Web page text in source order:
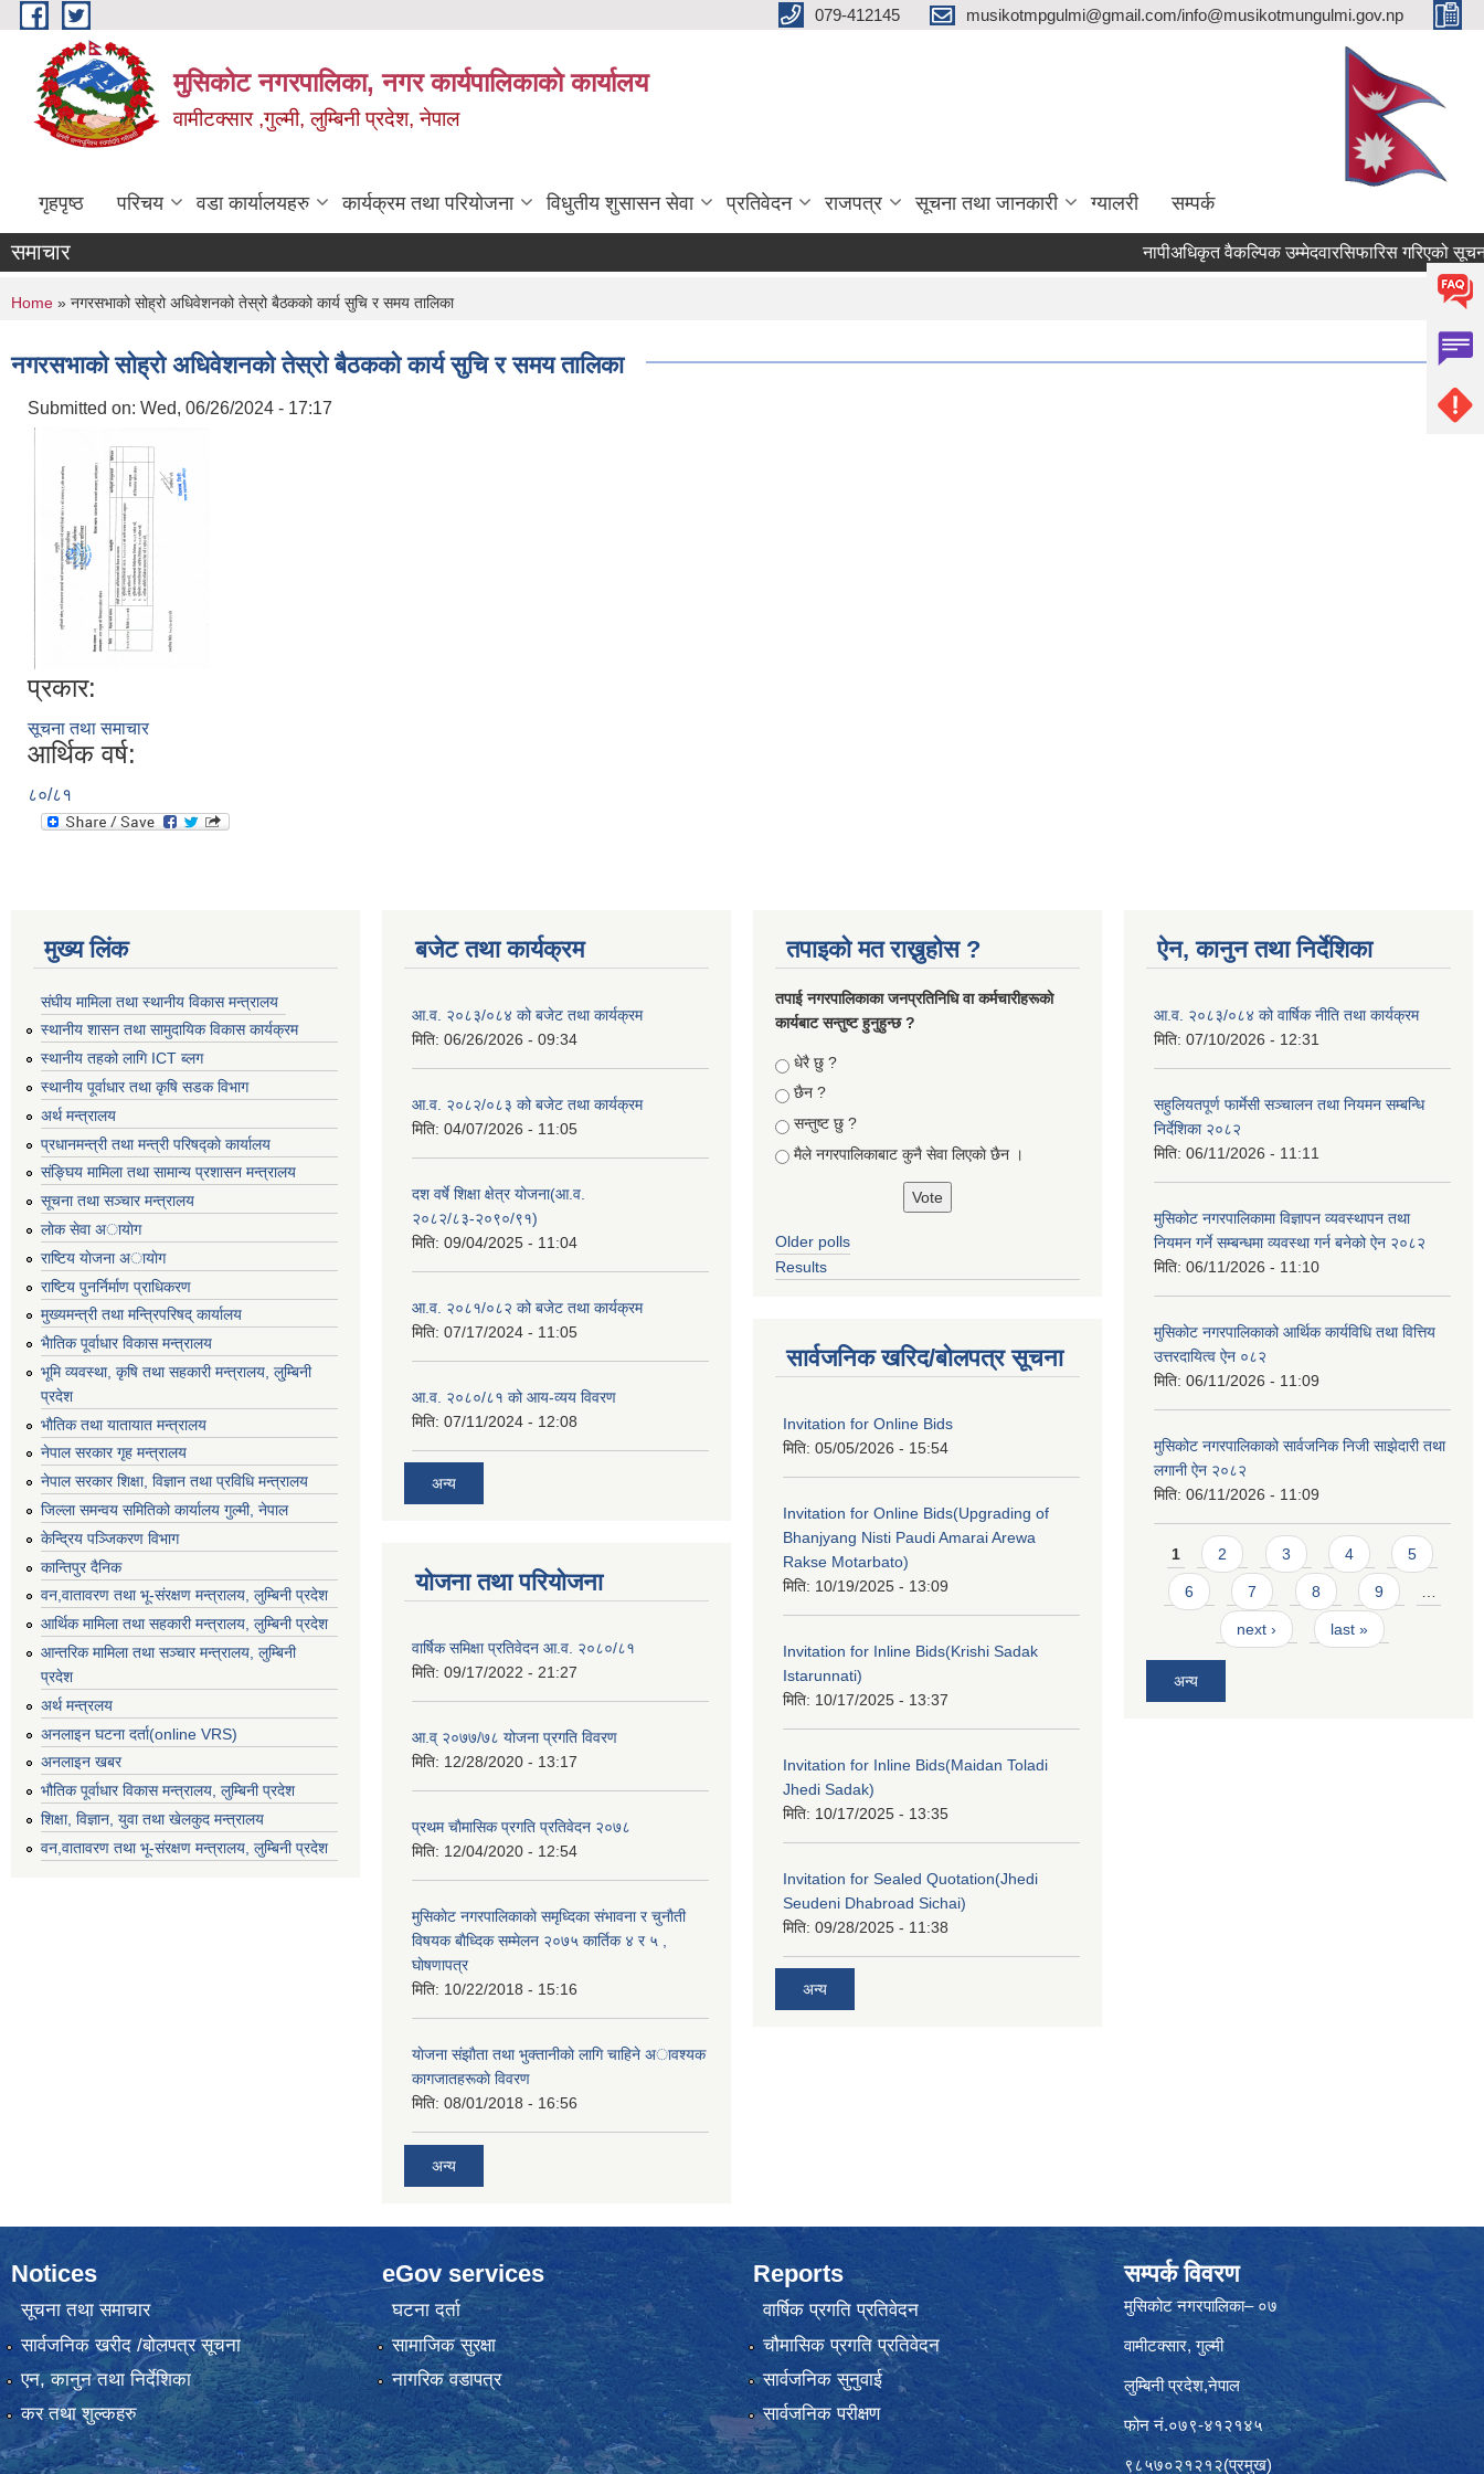
Skip to main content 079-412145 musikotmpgulmi@gmail.com/info@musikotmungulmi.gov.np
मुसिकोट नगरपालिका, नगर कार्यपालिकाकाे कार्यालय
वामीटक्सार ,गुल्मी, लुम्बिनी प्रदेश, नेपाल
गृहपृष्ठ परिचय वडा कार्यालयहरु कार्यक्रम तथा परियोजना विधुतीय शुसासन सेवा प्रतिवेदन राजपत्र सूचना तथा जानकारी ग्यालरी सम्पर्क
समाचार नापीअधिकृत वैकल्पिक उम्मेदवारसिफारिस गरिएको सूचना।
You are here
Home » नगरसभाको सोह्रो अधिवेशनको तेस्रो बैठकको कार्य सुचि र समय तालिका
नगरसभाको सोह्रो अधिवेशनको तेस्रो बैठकको कार्य सुचि र समय तालिका
Submitted on: Wed, 06/26/2024 - 17:17
प्रकार:
सूचना तथा समाचार
आर्थिक वर्ष:
८०/८१
मुख्य लिंक
संघीय मामिला तथा स्थानीय विकास मन्त्रालय
स्थानीय शासन तथा सामुदायिक विकास कार्यक्रम
स्थानीय तहको लागि ICT ब्लग
स्थानीय पूर्वाधार तथा कृषि सडक विभाग
अर्थ मन्त्रालय
प्रधानमन्त्री तथा मन्त्री परिषद्काे कार्यालय
संङ्घिय मामिला तथा सामान्य प्रशासन मन्त्रालय
सूचना तथा सञ्चार मन्त्रालय
लाेक सेवा अायाेग
राष्टिय याेजना अायाेग
राष्टिय पुनर्निर्माण प्राधिकरण
मुख्यमन्त्री तथा मन्त्रिपरिषद् कार्यालय
भैातिक पूर्वाधार विकास मन्त्रालय
भूमि व्यवस्था, कृषि तथा सहकारी मन्त्रालय, लु्म्बिनी
प्रदेश
भाैतिक तथा यातायात मन्त्रालय
नेपाल सरकार गृह मन्त्रालय
नेपाल सरकार शिक्षा, विज्ञान तथा प्रविधि मन्त्रालय
जिल्ला समन्वय समितिको कार्यालय गुल्मी, नेपाल
केन्द्रिय पञ्जिकरण विभाग
कान्तिपुर दैनिक
वन,वातावरण तथा भू-संरक्षण मन्त्रालय, लुम्बिनी प्रदेश
आर्थिक मामिला तथा सहकारी मन्त्रालय, लुम्बिनी प्रदेश
आन्तरिक मामिला तथा सञ्चार मन्त्रालय, लुम्बिनी
प्रदेश
अर्थ मन्त्रलय
अनलाइन घटना दर्ता(online VRS)
अनलाइन खबर
भौतिक पूर्वाधार विकास मन्त्रालय, लुम्बिनी प्रदेश
शिक्षा, विज्ञान, युवा तथा खेलकुद मन्‍‍त्रालय
वन,वातावरण तथा भू-संरक्षण मन्त्रालय, लुम्बिनी प्रदेश
बजेट तथा कार्यक्रम
आ.व. २०८३/०८४ को बजेट तथा कार्यक्रम
मिति: 06/26/2026 - 09:34
आ.व. २०८२/०८३ को बजेट तथा कार्यक्रम
मिति: 04/07/2026 - 11:05
दश वर्षे शिक्षा क्षेत्र योजना(आ.व.
२०८२/८३-२०९०/९१)
मिति: 09/04/2025 - 11:04
आ.व. २०८१/०८२ को बजेट तथा कार्यक्रम
मिति: 07/17/2024 - 11:05
आ.व. २०८०/८१ को आय-व्यय विवरण
मिति: 07/11/2024 - 12:08
अन्य
योजना तथा परियोजना
वार्षिक समिक्षा प्रतिवेदन आ.व. २०८०/८१
मिति: 09/17/2022 - 21:27
आ.व् २०७७/७८ योजना प्रगति विवरण
मिति: 12/28/2020 - 13:17
प्रथम चाैमासिक प्रगति प्रतिवेदन २०७८
मिति: 12/04/2020 - 12:54
मुसिकाेट नगरपालिकाकाे समृध्दिका संभावना र चुनाैती
विषयक बाैध्दिक सम्मेलन २०७५ कार्तिक ४ र ५ ,
घाेषणापत्र
मिति: 10/22/2018 - 15:16
याेजना संझाैता तथा भुक्तानीकाे लागि चाहिने अावश्यक
कागजातहरूकाे विवरण
मिति: 08/01/2018 - 16:56
अन्य
तपाइको मत राख्नुहोस ?
तपा‌ई नगरपालिकाका जनप्रतिनिधि वा कर्मचारीहरूकाे
कार्यबाट सन्तुष्ट हुनुहुन्छ ?
Choices
धेरै छु ?
छैन ?
सन्तुष्ट छु ?
मैले नगरपालिकाबाट कुनै सेवा लिएकाे छैन ।
Older polls
Results
सार्वजनिक खरिद/बोलपत्र सूचना
Invitation for Online Bids
मिति: 05/05/2026 - 15:54
Invitation for Online Bids(Upgrading of
Bhanjyang Nisti Paudi Amarai Arewa
Rakse Motarbato)
मिति: 10/19/2025 - 13:09
Invitation for Inline Bids(Krishi Sadak
Istarunnati)
मिति: 10/17/2025 - 13:37
Invitation for Inline Bids(Maidan Toladi
Jhedi Sadak)
मिति: 10/17/2025 - 13:35
Invitation for Sealed Quotation(Jhedi
Seudeni Dhabroad Sichai)
मिति: 09/28/2025 - 11:38
अन्य
ऐन, कानुन तथा निर्देशिका
आ.व. २०८३/०८४ को वार्षिक नीति तथा कार्यक्रम
मिति: 07/10/2026 - 12:31
सहुलियतपूर्ण फार्मेसी सञ्चालन तथा नियमन सम्बन्धि
निर्देशिका २०८२
मिति: 06/11/2026 - 11:11
मुसिकोट नगरपालिकामा विज्ञापन व्यवस्थापन तथा
नियमन गर्ने सम्बन्धमा व्यवस्था गर्न बनेको ऐन २०८२
मिति: 06/11/2026 - 11:10
मुसिकोट नगरपालिकाको आर्थिक कार्यविधि तथा वित्तिय
उत्तरदायित्व ऐन ०८२
मिति: 06/11/2026 - 11:09
मुसिकोट नगरपालिकाको सार्वजनिक निजी साझेदारी तथा
लगानी ऐन २०८२
मिति: 06/11/2026 - 11:09
Pages
1 2 3 4 5
6 7 8 9 …
next › last »
अन्य
Notices
सूचना तथा समाचार
सार्वजनिक खरीद /बोलपत्र सूचना
एन, कानुन तथा निर्देशिका
कर तथा शुल्कहरु
eGov services
घटना दर्ता
सामाजिक सुरक्षा
नागरिक वडापत्र
Reports
वार्षिक प्रगति प्रतिवेदन
चौमासिक प्रगति प्रतिवेदन
सार्वजनिक सुनुवाई
सार्वजनिक परीक्षण
सम्पर्क विवरण
मुसिकोट नगरपालिका– ०७
वामीटक्सार, गुल्मी
लुम्बिनी प्रदेश,नेपाल
फोन नं.०७९-४१२१४५
९८५७०२१२१२(प्रमुख)